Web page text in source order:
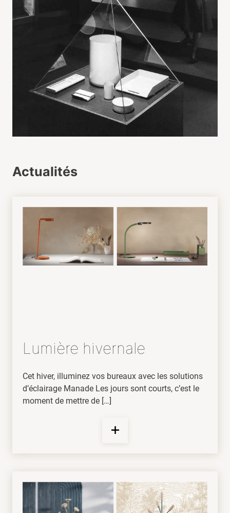
Actualités
Lumière hivernale
Cet hiver, illuminez vos bureaux avec les solutions
d’éclairage Manade Les jours sont courts, c’est le
moment de mettre de […]